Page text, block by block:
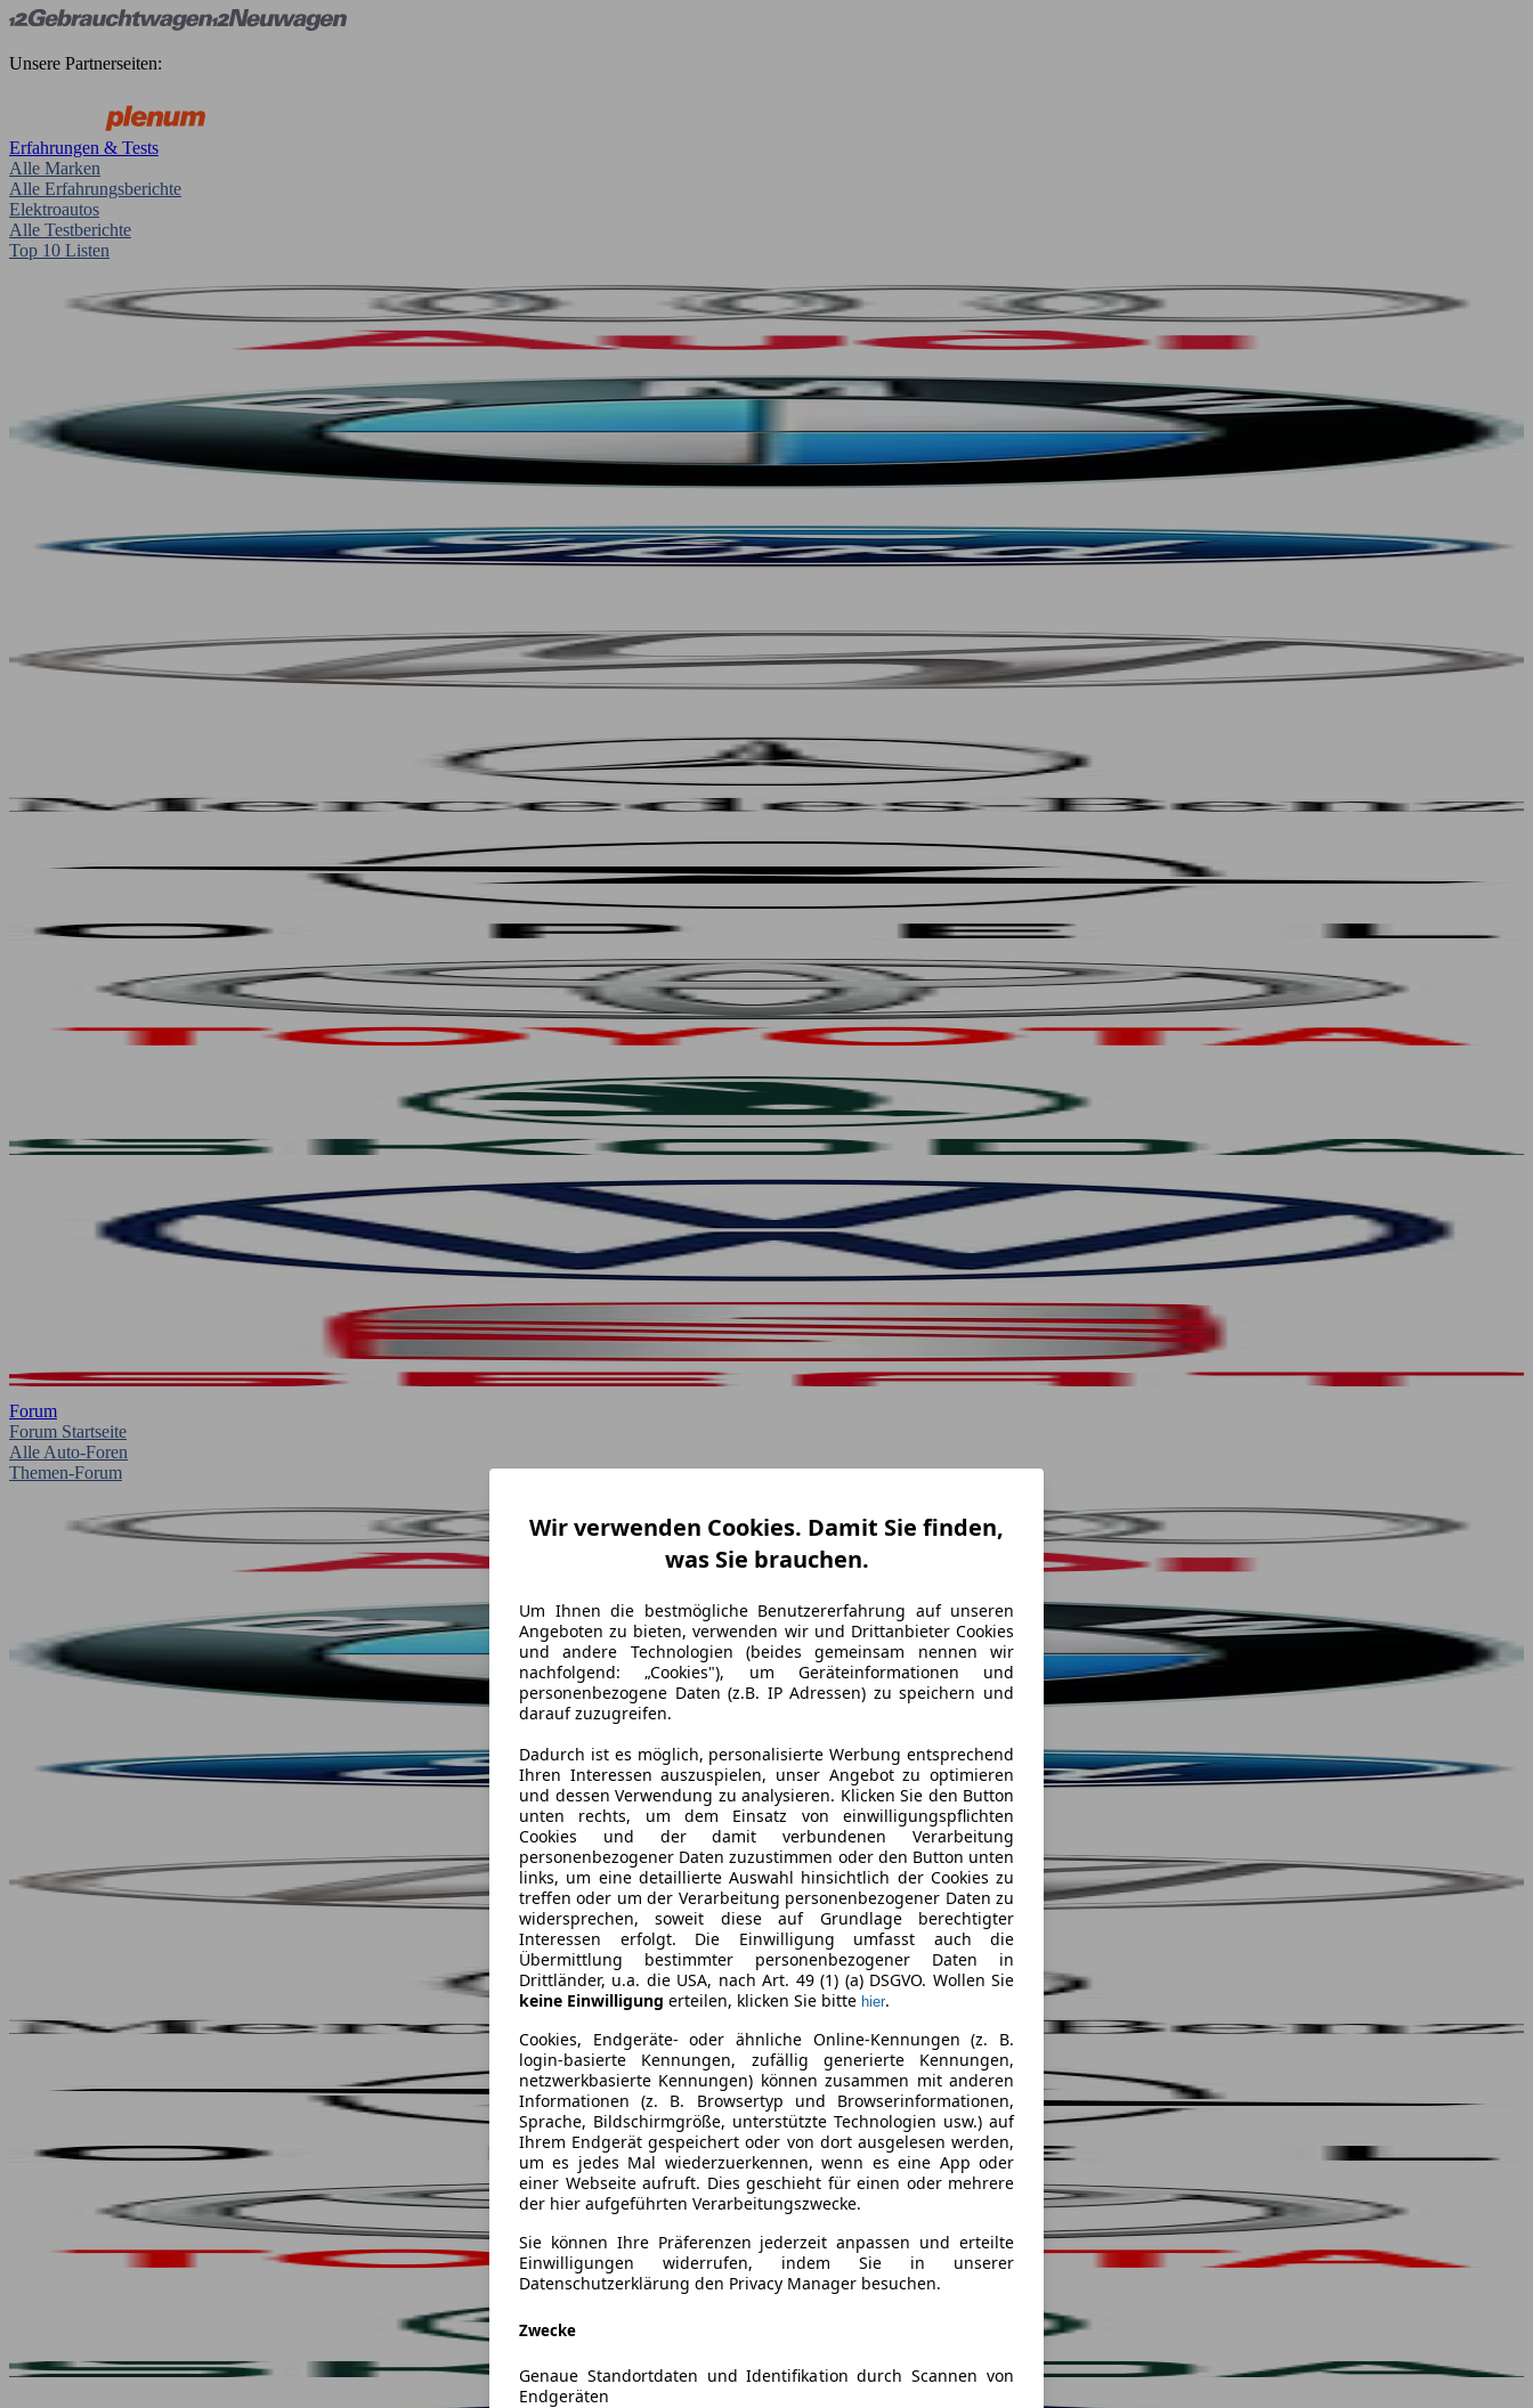
Unsere Partnerseiten:
Erfahrungen & Tests
Alle Marken
Alle Erfahrungsberichte
Elektroautos
Alle Testberichte
Top 10 Listen
Forum
Forum Startseite
Alle Auto-Foren
Themen-Forum
Wir verwenden Cookies. Damit Sie finden,
was Sie brauchen.
Um Ihnen die bestmögliche Benutzererfahrung auf unseren
Angeboten zu bieten, verwenden wir und Drittanbieter Cookies
und andere Technologien (beides gemeinsam nennen wir
nachfolgend: „Cookies"), um Geräteinformationen und
personenbezogene Daten (z.B. IP Adressen) zu speichern und
darauf zuzugreifen.
Dadurch ist es möglich, personalisierte Werbung entsprechend
Ihren Interessen auszuspielen, unser Angebot zu optimieren
und dessen Verwendung zu analysieren. Klicken Sie den Button
unten rechts, um dem Einsatz von einwilligungspflichten
Cookies und der damit verbundenen Verarbeitung
personenbezogener Daten zuzustimmen oder den Button unten
links, um eine detaillierte Auswahl hinsichtlich der Cookies zu
treffen oder um der Verarbeitung personenbezogener Daten zu
widersprechen, soweit diese auf Grundlage berechtigter
Interessen erfolgt. Die Einwilligung umfasst auch die
Übermittlung bestimmter personenbezogener Daten in
Drittländer, u.a. die USA, nach Art. 49 (1) (a) DSGVO. Wollen Sie
keine Einwilligung erteilen, klicken Sie bitte hier.
Cookies, Endgeräte- oder ähnliche Online-Kennungen (z. B.
login-basierte Kennungen, zufällig generierte Kennungen,
netzwerkbasierte Kennungen) können zusammen mit anderen
Informationen (z. B. Browsertyp und Browserinformationen,
Sprache, Bildschirmgröße, unterstützte Technologien usw.) auf
Ihrem Endgerät gespeichert oder von dort ausgelesen werden,
um es jedes Mal wiederzuerkennen, wenn es eine App oder
einer Webseite aufruft. Dies geschieht für einen oder mehrere
der hier aufgeführten Verarbeitungszwecke.
Sie können Ihre Präferenzen jederzeit anpassen und erteilte
Einwilligungen widerrufen, indem Sie in unserer
Datenschutzerklärung den Privacy Manager besuchen.
Zwecke
Genaue Standortdaten und Identifikation durch Scannen von
Endgeräten